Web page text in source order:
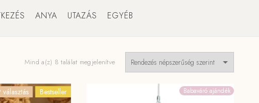
ANYA UTAZÁS EGYÉB
Mind a(z) 8 találat megjelenítveSorted
választás Bestseller Babaváró ajándék